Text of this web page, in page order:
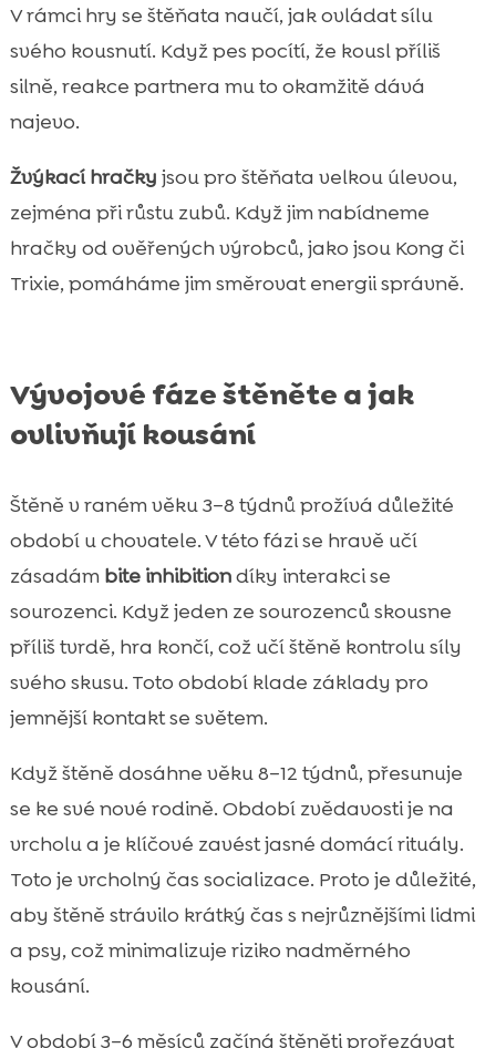
V rámci hry se štěňata naučí, jak ovládat sílu
svého kousnutí. Když pes pocítí, že kousl příliš
silně, reakce partnera mu to okamžitě dává
najevo.
Žvýkací hračky jsou pro štěňata velkou úlevou,
zejména při růstu zubů. Když jim nabídneme
hračky od ověřených výrobců, jako jsou Kong či
Trixie, pomáháme jim směrovat energii správně.
Vývojové fáze štěněte a jak
ovlivňují kousání
Štěně v raném věku 3–8 týdnů prožívá důležité
období u chovatele. V této fázi se hravě učí
zásadám bite inhibitiondíky interakci se
sourozenci. Když jeden ze sourozenců skousne
příliš tvrdě, hra končí, což učí štěně kontrolu síly
svého skusu. Toto období klade základy pro
jemnější kontakt se světem.
Když štěně dosáhne věku 8–12 týdnů, přesunuje
se ke své nové rodině. Období zvědavosti je na
vrcholu a je klíčové zavést jasné domácí rituály.
Toto je vrcholný čas socializace. Proto je důležité,
aby štěně strávilo krátký čas s nejrůznějšími lidmi
a psy, což minimalizuje riziko nadměrného
kousání.
V období 3–6 měsíců začíná štěněti prořezávat